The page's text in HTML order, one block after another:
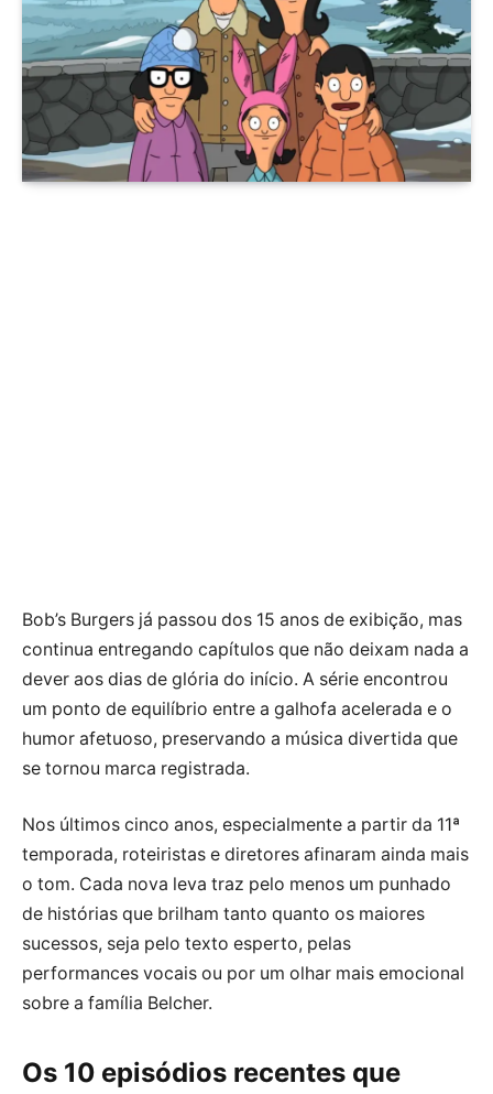
Bob’s Burgers já passou dos 15 anos de exibição, mas
continua entregando capítulos que não deixam nada a
dever aos dias de glória do início. A série encontrou
um ponto de equilíbrio entre a galhofa acelerada e o
humor afetuoso, preservando a música divertida que
se tornou marca registrada.
Nos últimos cinco anos, especialmente a partir da 11ª
temporada, roteiristas e diretores afinaram ainda mais
o tom. Cada nova leva traz pelo menos um punhado
de histórias que brilham tanto quanto os maiores
sucessos, seja pelo texto esperto, pelas
performances vocais ou por um olhar mais emocional
sobre a família Belcher.
Os 10 episódios recentes que